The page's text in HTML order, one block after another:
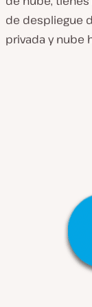
de despliegue
privada y nube